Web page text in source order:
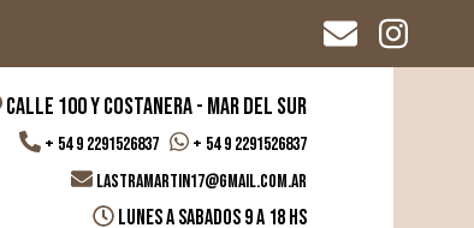
Calle 100 y Costanera - Mar del Sur
+ 54 9 2291526837
+ 54 9 2291526837
Lastramartin17@gmail.com.ar
Lunes a Sabados 9 a 18 hs